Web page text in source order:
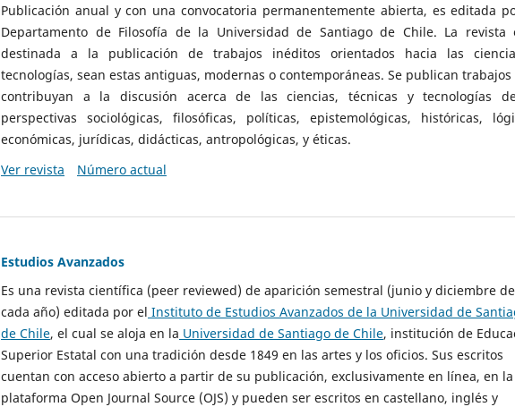
Publicación anual y con una convocatoria permanentemente abierta, es editada
Departamento de Filosofía de la Universidad de Santiago de Chile. La revista
destinada a la publicación de trabajos inéditos orientados hacia las
tecnologías, sean estas antiguas, modernas o contemporáneas. Se publican
contribuyan a la discusión acerca de las ciencias, técnicas y tecnologías
perspectivas sociológicas, filosóficas, políticas, epistemológicas, históricas,
económicas, jurídicas, didácticas, antropológicas, y éticas.
Ver revista
Número actual
Estudios Avanzados
Es una revista científica (peer reviewed) de aparición semestral (junio y diciembre de
cada año) editada por el Instituto de Estudios Avanzados de la Universidad de
de Chile, el cual se aloja en la Universidad de Santiago de Chile, institución de
Superior Estatal con una tradición desde 1849 en las artes y los oficios. Sus escritos
cuentan con acceso abierto a partir de su publicación, exclusivamente en línea, en la
plataforma Open Journal Source (OJS) y pueden ser escritos en castellano, inglés y